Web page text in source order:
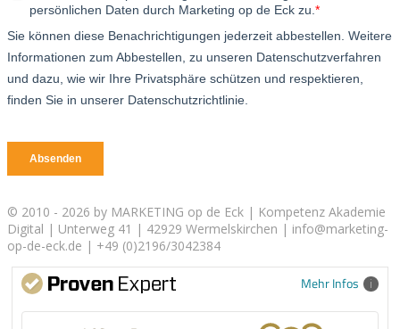
© 2010 - 2026 by MARKETING op de Eck | Kompetenz Akademie
Digital | Unterweg 41 | 42929 Wermelskirchen | info@marketing-
op-de-eck.de | +49 (0)2196/3042384
Mehr Infos